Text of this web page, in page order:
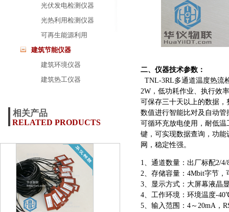
光伏发电检测仪器
光热利用检测仪器
可再生能源利用
建筑节能仪器
建筑环境仪器
建筑热工仪器
二、仪器技术参数：
TNL-3RL多通道温度热流
2W，低功耗作业、执行效
可保存三十天以上的数据
数值进行智能比对及自动
可循环充放电使用，耐低
键，可实现数据查询，功能
网，稳定性强。
1、通道数量：出厂标配2/
2、存储容量：4Mbit字节，
3、显示方式：大屏幕液晶
4、工作环境：环境温度-
5、输入范围：4～20mA，
相关产品
RELATED PRODUCTS